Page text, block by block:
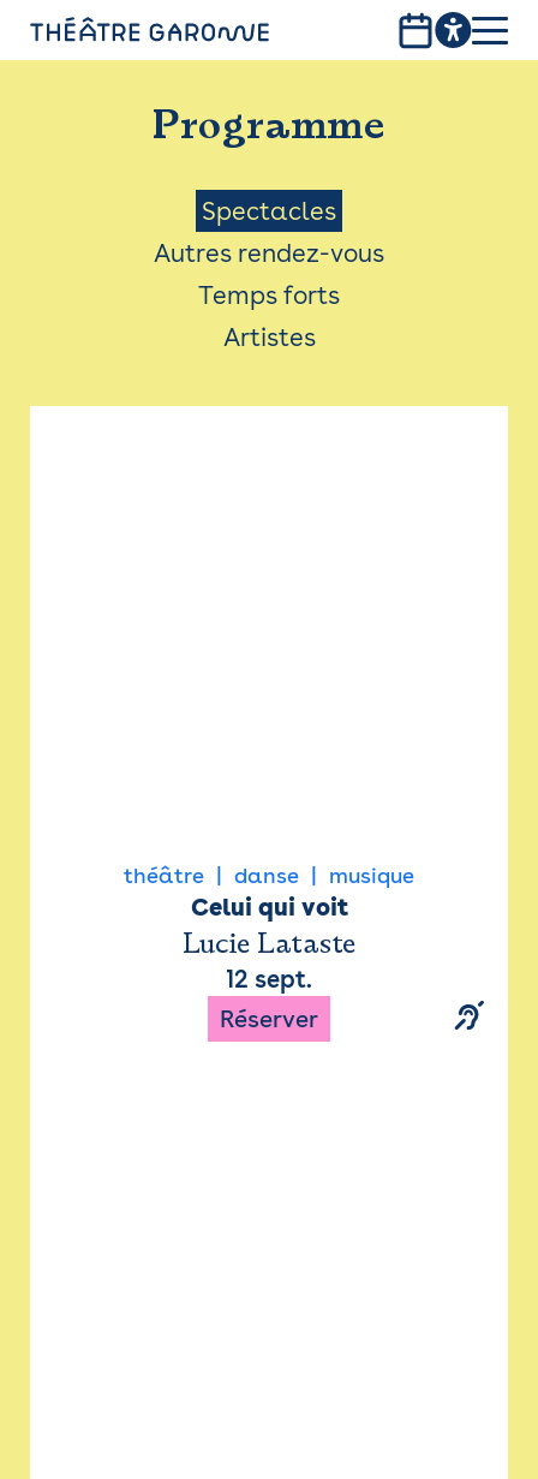
PROGRAMME
INFOS PRATIQUES
AVEC LES PUBLICS
ACCESSIBILITÉ
LES PRODUCTIONS
Programme
Menu
Saison
Spectacles
Autres rendez-vous
Temps forts
Artistes
théâtre danse musique
Celui qui voit
Lucie Lataste
12 sept.
Réserver